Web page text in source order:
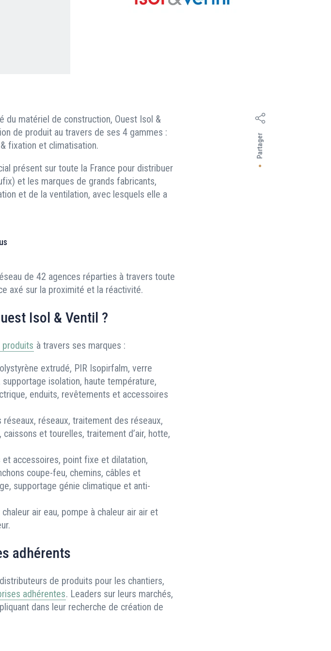
Partager
du matériel de construction, Ouest Isol &
de produit au travers de ses 4 gammes :
fixation et climatisation.
présent sur toute la France pour distribuer
et les marques de grands fabricants,
et de la ventilation, avec lesquels elle a
de 42 agences réparties à travers toute
axé sur la proximité et la réactivité.
Isol & Ventil ?
à travers ses marques :
extrudé, PIR Isopirfalm, verre
isolation, haute température,
enduits, revêtements et accessoires
réseaux, réseaux, traitement des réseaux,
et tourelles, traitement d’air, hotte,
et accessoires, point fixe et dilatation,
coupe-feu, chemins, câbles et
supportage génie climatique et anti-
air eau, pompe à chaleur air air et
adhérents
de produits pour les chantiers,
adhérentes. Leaders sur leurs marchés,
dans leur recherche de création de